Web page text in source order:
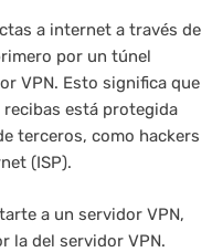
a internet a través de
por un túnel
VPN. Esto significa que
está protegida
terceros, como hackers
(ISP).
a un servidor VPN,
la del servidor VPN.